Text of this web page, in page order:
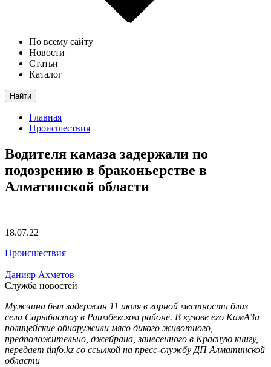
По всему сайту
Новости
Статьи
Каталог
Найти
Главная
Происшествия
Водителя камаза задержали по
подозрению в браконьерстве в
Алматинской области
18.07.22
Происшествия
Данияр Ахметов
Служба новостей
Мужчина был задержан 11 июля в горной местности близ
села Сарыбастау в Раимбекском районе. В кузове его КамАЗа
полицейские обнаружили мясо дикого животного,
предположительно, джейрана, занесенного в Красную книгу,
передает tinfo.kz со ссылкой на пресс-службу ДП Алматинской
области